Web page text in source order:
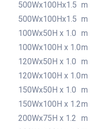
500Wx100Hx1.5 m
500Wx100Hx1.5 m
100Wx50H x 1.0 m
100Wx100H x 1.0m
120Wx50H x 1.0 m
120Wx100H x 1.0m
150Wx50H x 1.0 m
150Wx100H x 1.2m
200Wx75H x 1.2
m